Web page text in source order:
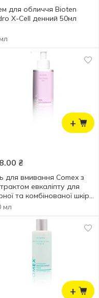
для обличчя Bioten
X-Cell денний 50мл
+
₴
для вмивання Comex з
евкаліпту для
та комбінованої шкіри
мл
+